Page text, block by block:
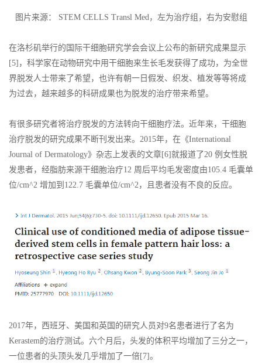
图片来源： STEM CELLS Transl Med，左为治疗组，右为安慰组
在洛杉矶举行的国际干细胞研究学会会议上公布的新研究成果显示
[5]，科学家在动物研究中用干细胞来生长毛发获得了成功，为全世
界脱发人士带来了希望，也许有朝一日假发、织发、植发等等将成
为过去，越来越多的科研成果也为脱发的治疗带来希望。
有很多研究者将治疗脱发的方法转向干细胞疗法。近年来，干细胞
治疗脱发的研究成果不断刊发出来。2015年，在《International
Journal of Dermatology》杂志上发表的文章[6]就报道了20 例女性脱
发患者，经脂肪来源干细胞治疗12 周后平均毛发密度由105.4 毛囊单
位/cm^2 增加到122.7 毛囊单位/cm^2，且患者没有不良的反应。
2017年，西班牙、美国和英国的研究人员对9名患者进行了名为
Kerastem的治疗测试。六个月后，头发的体积平均增加了三分之一，
一位患者的头顶头发几乎增加了一倍[7]。